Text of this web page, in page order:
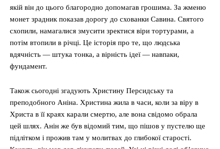
якій він до цього благородно допомагав грошима. За жменю
монет зрадник показав дорогу до схованки Савина. Святого
схопили, намагалися змусити зректися віри тортурами, а
потім втопили в річці. Це історія про те, що людська
вдячність — штука тонка, а вірність ідеї — навпаки,
фундамент.
Також сьогодні згадують Христину Персидську та
преподобного Аніна. Христина жила в часи, коли за віру в
Христа в її краях карали смертю, але вона свідомо обрала
цей шлях. Анін же був відомий тим, що пішов у пустелю ще
підлітком і прожив там у молитвах до глибокої старості.